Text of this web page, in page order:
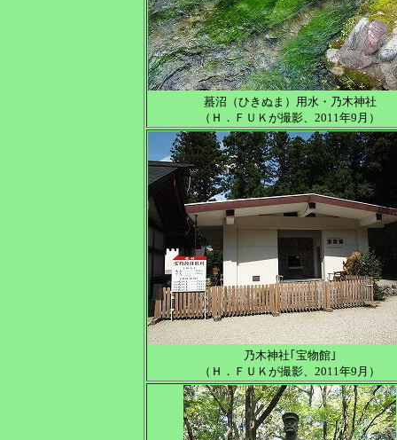
蟇沼（ひきぬま）用水・乃木神社
（Ｈ．ＦＵＫが撮影、2011年9月）
乃木神社｢宝物館｣
（Ｈ．ＦＵＫが撮影、2011年9月）